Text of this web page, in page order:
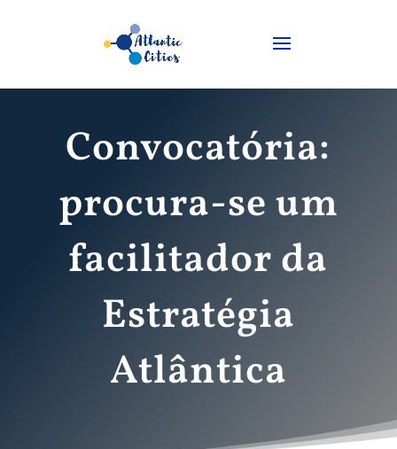
Convocatória:
procura-se um
facilitador da
Estratégia
Atlântica